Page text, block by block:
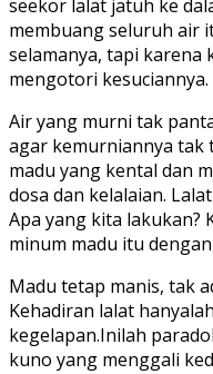
seekor lalat jatuh ke
membuang seluruh air
selamanya, tapi
mengotori kesuciannya.
Air yang murni tak
agar kemurniannya tak
madu yang kental dan
dosa dan kelalaian.
Apa yang kita lakukan?
minum madu itu
Madu tetap manis, tak
Kehadiran lalat
kegelapan.Inilah
kuno yang menggali